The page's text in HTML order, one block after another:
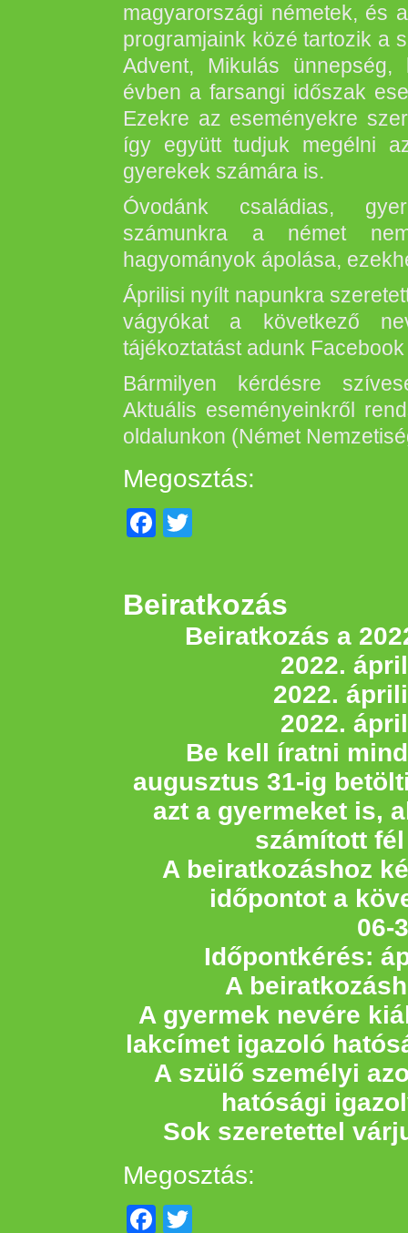
magyarországi németek, és
programjaink közé tartozik a
Advent, Mikulás
évben a farsangi időszak
Ezekre az eseményekre
így együtt tudjuk megélni
gyerekek számára is.
Óvodánk családias,
számunkra a német
hagyományok ápolása,
Áprilisi nyílt napunkra
vágyókat a következő
tájékoztatást adunk
Bármilyen kérdésre
Aktuális eseményeinkről
oldalunkon (Német
Megosztás:
Facebook
Beiratkozás
Beiratkozás a
2022.
2022.
2022.
Be kell íratni
augusztus 31-ig
azt a gyermeket is,
számított
A beiratkozáshoz
időpontot a
06-
Időpontkérés:
A
A gyermek nevére
lakcímet igazoló
A szülő személyi
hatósági
Sok szeretettel
Megosztás:
Facebook